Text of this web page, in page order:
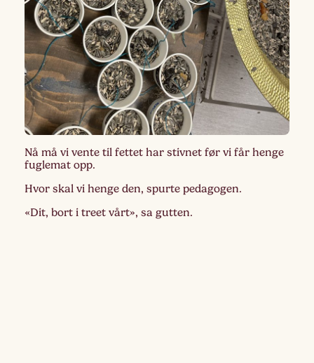
Nå må vi vente til fettet har stivnet før vi får henge
fuglemat opp.
Hvor skal vi henge den, spurte pedagogen.
«Dit, bort i treet vårt», sa gutten.